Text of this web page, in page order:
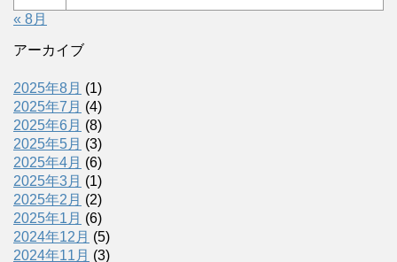
« 8月
アーカイブ
2025年8月 (1)
2025年7月 (4)
2025年6月 (8)
2025年5月 (3)
2025年4月 (6)
2025年3月 (1)
2025年2月 (2)
2025年1月 (6)
2024年12月 (5)
2024年11月 (3)